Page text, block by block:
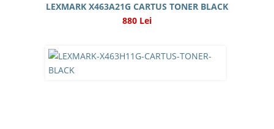
LEXMARK X463A21G CARTUS TONER BLACK
880 Lei